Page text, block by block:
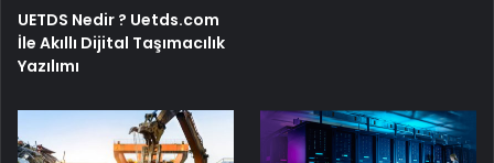
UETDS Nedir ? Uetds.com
İle Akıllı Dijital Taşımacılık
Yazılımı